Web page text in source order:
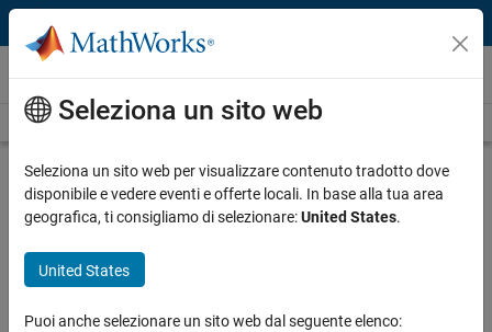
Vai al contenuto
Video
Videos Home Search
Play
Description
MATLAB for the Masses:
Deployment to External Clients
Seleziona un sito web
Seleziona un sito web per visualizzare contenuto tradotto dove
disponibile e vedere eventi e offerte locali. In base alla tua area
geografica, ti consigliamo di selezionare:United States.
United States
Puoi anche selezionare un sito web dal seguente elenco: